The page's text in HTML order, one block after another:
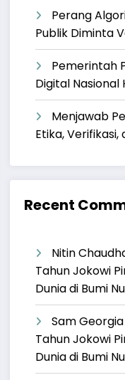
Perang
Publik Diminta
Pemerintah
Digital
Menjawab
Etika,
Recent
Nitin
Tahun Jokowi
Dunia di Bumi
Sam Georgia
Tahun Jokowi
Dunia di Bumi